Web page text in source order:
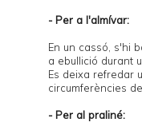
- Per a l'almívar:
En un cassó, s'hi
a ebullició durant
Es deixa refredar
circumferències
- Per al praliné: